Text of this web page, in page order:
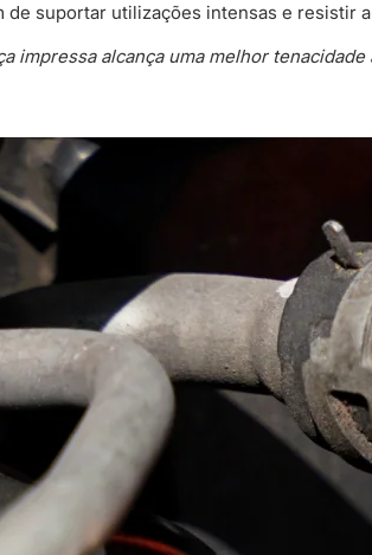
de suportar utilizações intensas e resistir
impressa alcança uma melhor